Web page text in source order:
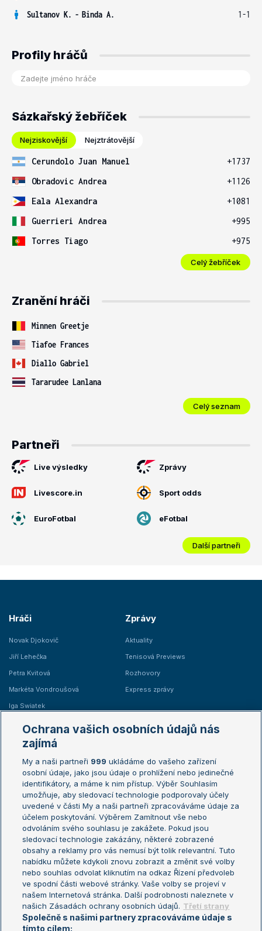
Sultanov K. - Binda A. 1-1
Profily hráčů
Sázkařský žebříček
Nejziskovější Nejztrátovější
Cerundolo Juan Manuel
+1737
Obradovic Andrea
+1126
Eala Alexandra
+1081
Guerrieri Andrea
+995
Torres Tiago
+975
Celý žebříček
Zranění hráči
Minnen Greetje
Tiafoe Frances
Diallo Gabriel
Tararudee Lanlana
Celý seznam
Partneři
Live výsledky Zprávy
Livescore.in Sport odds
EuroFotbal eFotbal
Další partneři
Hráči
Novak Djokovič
Jiří Lehečka
Petra Kvitová
Markéta Vondroušová
Iga Swiatek
Zprávy
Aktuality
Tenisová Previews
Rozhovory
Express zprávy
Žebříčky
Žebříček ATP (muži)
Žebříček WTA (ženy)
Sázkařský žebříček
Australian Open
French Open
Wimbledon
US Open
Turnaj mistrů
Turnaj mistryň
Aktualní trendy
Fotbalové přestupy
Livesport Daily
LS Prague Open
Ochrana vašich osobních údajů nás
zajímá
My a naši partneři 999 ukládáme do vašeho zařízení
osobní údaje, jako jsou údaje o prohlížení nebo jedinečné
identifikátory, a máme k nim přístup. Výběr Souhlasím
umožňuje, aby sledovací technologie podporovaly účely
uvedené v části My a naši partneři zpracováváme údaje za
účelem poskytování. Výběrem Zamítnout vše nebo
odvoláním svého souhlasu je zakážete. Pokud jsou
sledovací technologie zakázány, některé zobrazené
obsahy a reklamy pro vás nemusí být tolik relevantní. Tuto
nabídku můžete kdykoli znovu zobrazit a změnit své volby
nebo souhlas odvolat kliknutím na odkaz Řízení předvoleb
ve spodní části webové stránky. Vaše volby se projeví v
našem Internetová stránka. Další podrobnosti naleznete v
našich Zásadách ochrany osobních údajů. Třetí strany
Společně s našimi partnery zpracováváme údaje s
tímto cílem: